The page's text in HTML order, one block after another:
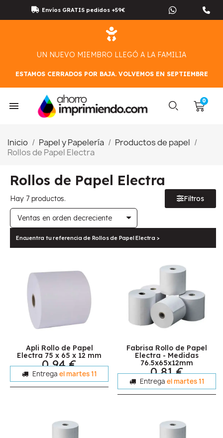
Envíos GRATIS pedidos +59€
UN NUEVO MIEMBRO LLEGÓ A LA FAMILIA
ESTAMOS CERRADOS POR BAJA. VOLVEMOS EN SEPTIEMBRE
Inicio Papel y Papelería
Productos de papel
Rollos de Papel Electra
Rollos de Papel Electra
Hay 7 productos. Filtros
Encuentra tu referencia de Rollos de Papel Electra >
Apli Rollo de Papel
Electra 75 x 65 x 12 mm
0,94 €
Entrega el martes 11
Fabrisa Rollo de Papel
Electra - Medidas
76.5x65x12mm
0,81 €
Entrega el martes 11